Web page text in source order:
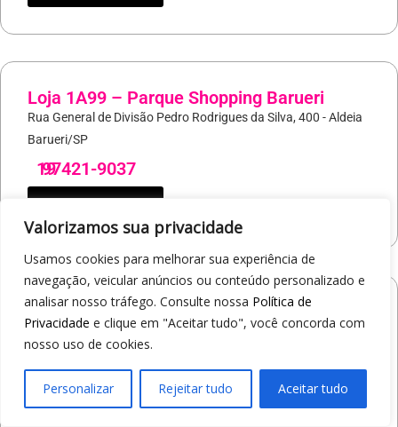
Valorizamos sua privacidade
Usamos cookies para melhorar sua experiência de
navegação, veicular anúncios ou conteúdo personalizado e
analisar nosso tráfego. Consulte nossa Política de
Privacidade e clique em "Aceitar tudo", você concorda com
nosso uso de cookies.
Personalizar Rejeitar tudo Aceitar tudo
Loja 1A99 – Parque Shopping Barueri
Rua General de Divisão Pedro Rodrigues da Silva, 400 - Aldeia
Barueri/SP
19
97421-9037
COMO CHEGAR
Loja 1A99 – North Shopping Barretos
Via Conselheiro Antonio Prado, 1400 - Pedro Cavaline
Barretos/SP
19
97407-5840